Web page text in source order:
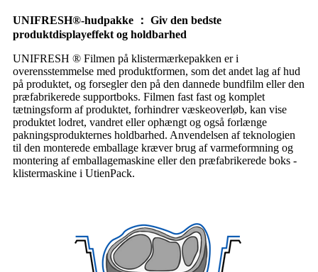
UNIFRESH®-hudpakke ： Giv den bedste
produktdisplayeffekt og holdbarhed
UNIFRESH ® Filmen på klistermærkepakken er i
overensstemmelse med produktformen, som det andet lag af hud
på produktet, og forsegler den på den dannede bundfilm eller den
præfabrikerede supportboks. Filmen fast fast og komplet
tætningsform af produktet, forhindrer væskeoverløb, kan vise
produktet lodret, vandret eller ophængt og også forlænge
pakningsprodukternes holdbarhed. Anvendelsen af ​​teknologien
til den monterede emballage kræver brug af varmeformning og
montering af emballagemaskine eller den præfabrikerede boks -
klistermaskine i UtienPack.